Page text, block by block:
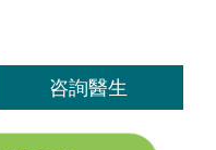
咨詢醫生